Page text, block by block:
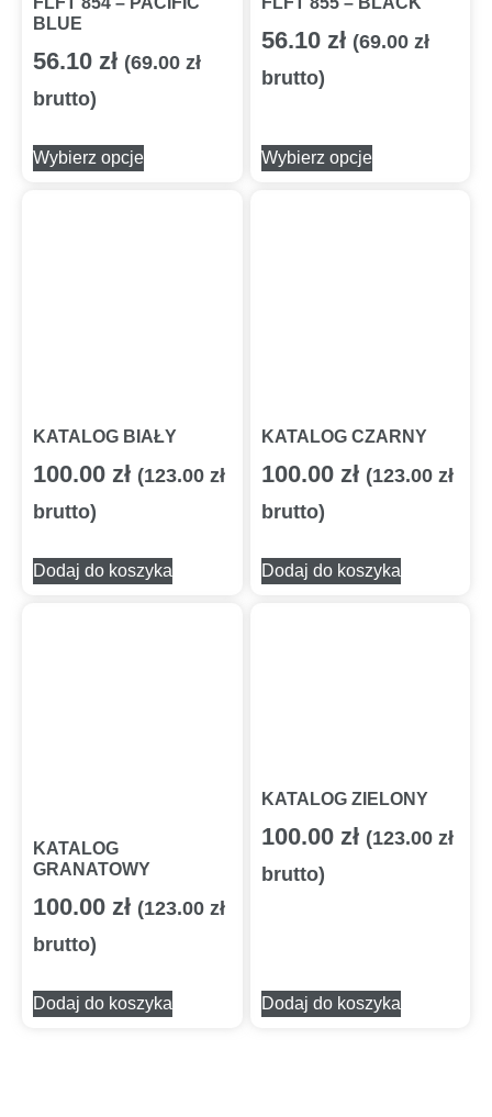
BLUE
56.10 zł (69.00 zł
brutto)
Wybierz opcje
56.10 zł (69.00 zł
brutto)
Wybierz opcje
KATALOG BIAŁY
100.00 zł (123.00 zł
brutto)
Dodaj do koszyka
KATALOG CZARNY
100.00 zł (123.00 zł
brutto)
Dodaj do koszyka
KATALOG
GRANATOWY
100.00 zł (123.00 zł
brutto)
Dodaj do koszyka
KATALOG ZIELONY
100.00 zł (123.00 zł
brutto)
Dodaj do koszyka